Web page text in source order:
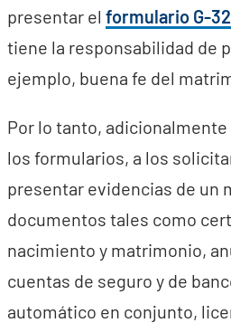
presentar el formulario G-
tiene la responsabilidad de
ejemplo, buena fe del
Por lo tanto,
los formularios, a los
presentar evidencias de un
documentos tales como
nacimiento y matrimonio,
cuentas de seguro y de
automático en conjunto,